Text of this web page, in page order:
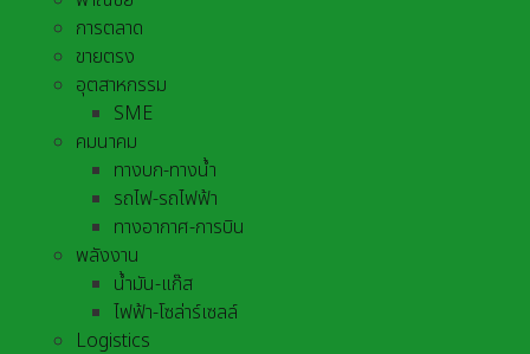
การตลาด
ขายตรง
อุตสาหกรรม
SME
คมนาคม
ทางบก-ทางน้ำ
รถไฟ-รถไฟฟ้า
ทางอากาศ-การบิน
พลังงาน
น้ำมัน-แก๊ส
ไฟฟ้า-โซล่าร์เซลล์
Logistics